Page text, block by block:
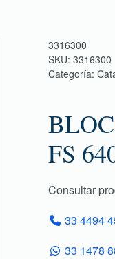
3316300
SKU: 3316300
Categoría:
FS
Consultar
33 4494
33 1478